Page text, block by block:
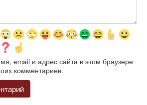
email и адрес сайта в этом браузере
комментариев.